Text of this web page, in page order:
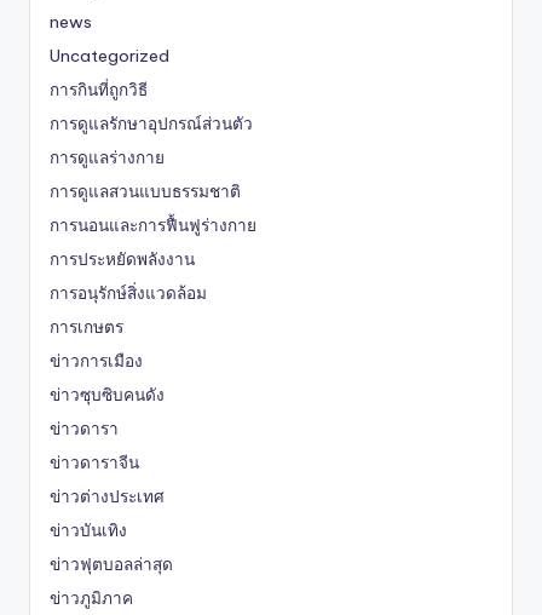
news
Uncategorized
การกินที่ถูกวิธี
การดูแลรักษาอุปกรณ์ส่วนตัว
การดูแลร่างกาย
การดูแลสวนแบบธรรมชาติ
การนอนและการฟื้นฟูร่างกาย
การประหยัดพลังงาน
การอนุรักษ์สิ่งแวดล้อม
การเกษตร
ข่าวการเมือง
ข่าวซุบซิบคนดัง
ข่าวดารา
ข่าวดาราจีน
ข่าวต่างประเทศ
ข่าวบันเทิง
ข่าวฟุตบอลล่าสุด
ข่าวภูมิภาค